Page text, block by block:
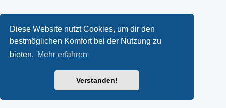
Diese Website nutzt Cookies, um dir den
bestmöglichen Komfort bei der Nutzung zu
bieten. Mehr erfahren
Verstanden!